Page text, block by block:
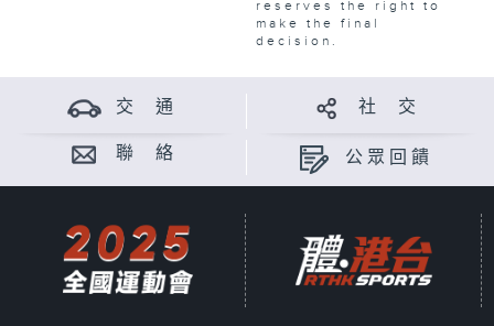
reserves the right to
make the final
decision.
交 通 社 交
聯 絡 公眾回饋